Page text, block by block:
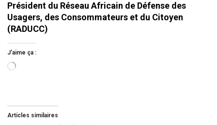
Président du Réseau Africain de Défense des
Usagers, des Consommateurs et du Citoyen
(RADUCC)
J’aime ça :
Chargement…
Articles similaires